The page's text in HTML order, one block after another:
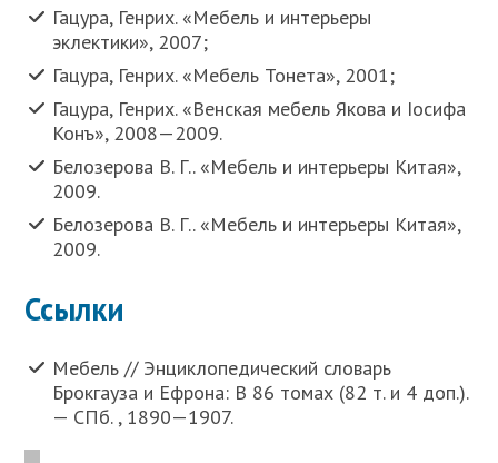
Гацура, Генрих. «Мебель и интерьеры
эклектики», 2007;
Гацура, Генрих. «Мебель Тонета», 2001;
Гацура, Генрих. «Венская мебель Якова и Іосифа
Конъ», 2008—2009.
Белозерова В. Г.. «Мебель и интерьеры Китая»,
2009.
Белозерова В. Г.. «Мебель и интерьеры Китая»,
2009.
Ссылки
Мебель // Энциклопедический словарь
Брокгауза и Ефрона: В 86 томах (82 т. и 4 доп.).
— СПб. , 1890—1907.